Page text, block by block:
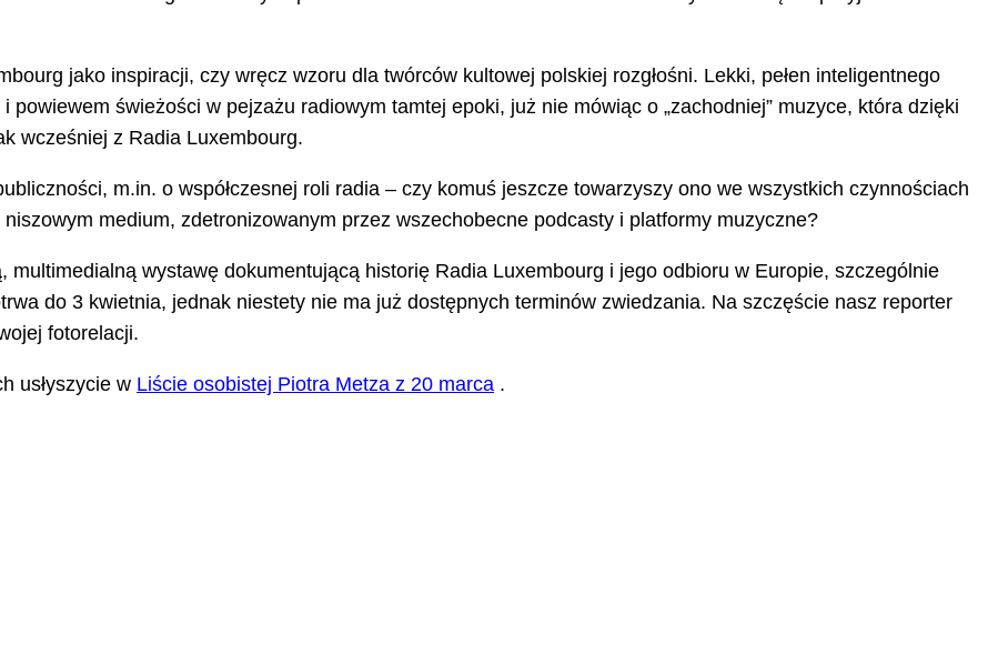
jako inspiracji, czy wręcz wzoru dla twórców kultowej polskiej rozgłośni. Lekki, pełen inteligentnego
powiewem świeżości w pejzażu radiowym tamtej epoki, już nie mówiąc o „zachodniej” muzyce, która dzięki
wcześniej z Radia Luxembourg.
m.in. o współczesnej roli radia – czy komuś jeszcze towarzyszy ono we wszystkich czynnościach
medium, zdetronizowanym przez wszechobecne podcasty i platformy muzyczne?
wystawę dokumentującą historię Radia Luxembourg i jego odbioru w Europie, szczególnie
do 3 kwietnia, jednak niestety nie ma już dostępnych terminów zwiedzania. Na szczęście nasz reporter
fotorelacji.
usłyszycie w Liście osobistej Piotra Metza z 20 marca .